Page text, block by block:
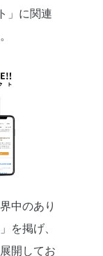
」に関連
中のあり
を掲げ、
開してお